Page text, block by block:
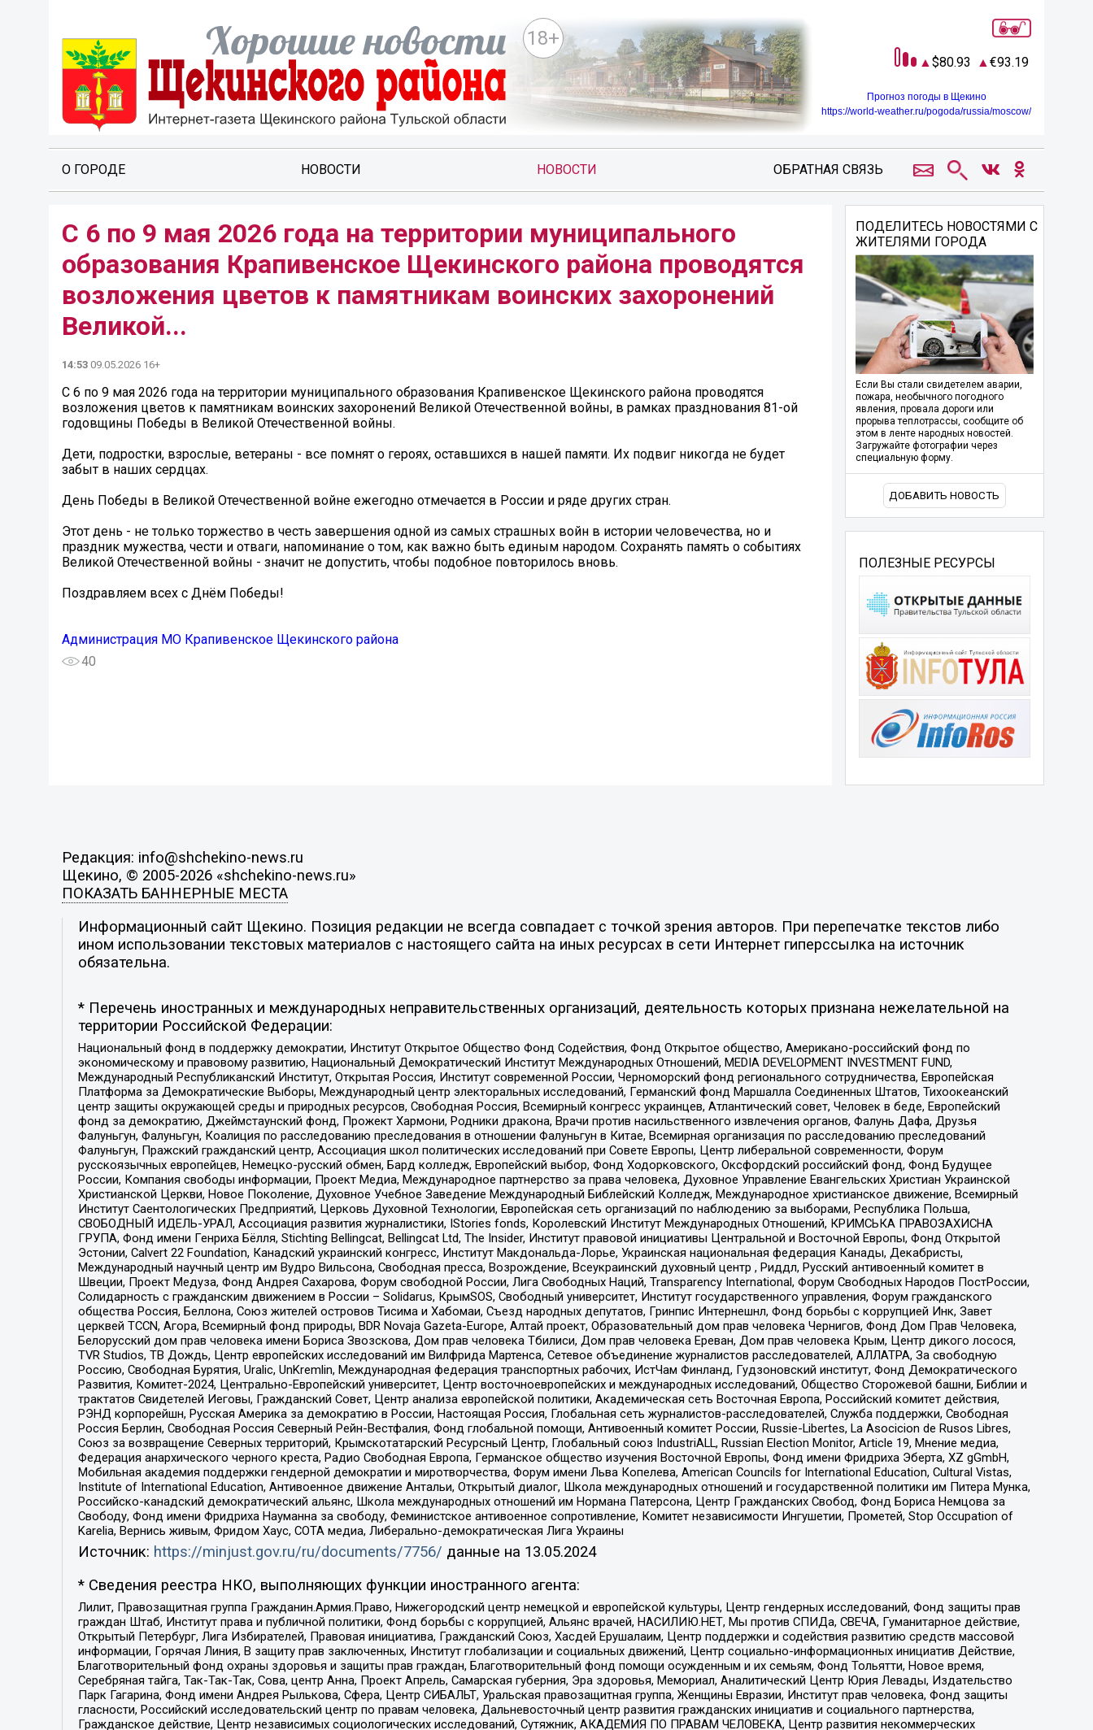
18+
80.93 93.19
Прогноз погоды в Щекино
https://world-weather.ru/pogoda/russia/moscow/
О ГОРОДЕ НОВОСТИ НОВОСТИ ОБРАТНАЯ СВЯЗЬ
С 6 по 9 мая 2026 года на территории муниципального
образования Крапивенское Щекинского района проводятся
возложения цветов к памятникам воинских захоронений
Великой...
14:53 09.05.2026 16+
С 6 по 9 мая 2026 года на территории муниципального образования Крапивенское Щекинского района проводятся
возложения цветов к памятникам воинских захоронений Великой Отечественной войны, в рамках празднования 81-ой
годовщины Победы в Великой Отечественной войны.
Дети, подростки, взрослые, ветераны - все помнят о героях, оставшихся в нашей памяти. Их подвиг никогда не будет
забыт в наших сердцах.
День Победы в Великой Отечественной войне ежегодно отмечается в России и ряде других стран.
Этот день - не только торжество в честь завершения одной из самых страшных войн в истории человечества, но и
праздник мужества, чести и отваги, напоминание о том, как важно быть единым народом. Сохранять память о событиях
Великой Отечественной войны - значит не допустить, чтобы подобное повторилось вновь.
Поздравляем всех с Днём Победы!
Администрация МО Крапивенское Щекинского района
40
ПОДЕЛИТЕСЬ НОВОСТЯМИ С
ЖИТЕЛЯМИ ГОРОДА
Если Вы стали свидетелем аварии,
пожара, необычного погодного
явления, провала дороги или
прорыва теплотрассы, сообщите об
этом в ленте народных новостей.
Загружайте фотографии через
специальную форму.
ДОБАВИТЬ НОВОСТЬ
ПОЛЕЗНЫЕ РЕСУРСЫ
Редакция: info@shchekino-news.ru
Щекино, © 2005-2026 «shchekino-news.ru»
ПОКАЗАТЬ БАННЕРНЫЕ МЕСТА
Информационный сайт Щекино. Позиция редакции не всегда совпадает с точкой зрения авторов. При перепечатке текстов либо
ином использовании текстовых материалов с настоящего сайта на иных ресурсах в сети Интернет гиперссылка на источник
обязательна.
* Перечень иностранных и международных неправительственных организаций, деятельность которых признана нежелательной на
территории Российской Федерации:
Национальный фонд в поддержку демократии, Институт Открытое Общество Фонд Содействия, Фонд Открытое общество, Американо-российский фонд по
экономическому и правовому развитию, Национальный Демократический Институт Международных Отношений, MEDIA DEVELOPMENT INVESTMENT FUND,
Международный Республиканский Институт, Открытая Россия, Институт современной России, Черноморский фонд регионального сотрудничества, Европейская
Платформа за Демократические Выборы, Международный центр электоральных исследований, Германский фонд Маршалла Соединенных Штатов, Тихоокеанский
центр защиты окружающей среды и природных ресурсов, Свободная Россия, Всемирный конгресс украинцев, Атлантический совет, Человек в беде, Европейский
фонд за демократию, Джеймстаунский фонд, Прожект Хармони, Родники дракона, Врачи против насильственного извлечения органов, Фалунь Дафа, Друзья
Фалуньгун, Фалуньгун, Коалиция по расследованию преследования в отношении Фалуньгун в Китае, Всемирная организация по расследованию преследований
Фалуньгун, Пражский гражданский центр, Ассоциация школ политических исследований при Совете Европы, Центр либеральной современности, Форум
русскоязычных европейцев, Немецко-русский обмен, Бард колледж, Европейский выбор, Фонд Ходорковского, Оксфордский российский фонд, Фонд Будущее
России, Компания свободы информации, Проект Медиа, Международное партнерство за права человека, Духовное Управление Евангельских Христиан Украинской
Христианской Церкви, Новое Поколение, Духовное Учебное Заведение Международный Библейский Колледж, Международное христианское движение, Всемирный
Институт Саентологических Предприятий, Церковь Духовной Технологии, Европейская сеть организаций по наблюдению за выборами, Республика Польша,
СВОБОДНЫЙ ИДЕЛЬ-УРАЛ, Ассоциация развития журналистики, IStories fonds, Королевский Институт Международных Отношений, КРИМСЬКА ПРАВОЗАХИСНА
ГРУПА, Фонд имени Генриха Бёлля, Stichting Bellingcat, Bellingcat Ltd, The Insider, Институт правовой инициативы Центральной и Восточной Европы, Фонд Открытой
Эстонии, Calvert 22 Foundation, Канадский украинский конгресс, Институт Макдональда-Лорье, Украинская национальная федерация Канады, Декабристы,
Международный научный центр им Вудро Вильсона, Свободная пресса, Возрождение, Всеукраинский духовный центр , Риддл, Русский антивоенный комитет в
Швеции, Проект Медуза, Фонд Андрея Сахарова, Форум свободной России, Лига Свободных Наций, Transparеncy International, Форум Свободных Народов ПостРоссии,
Солидарность с гражданским движением в России – Solidarus, КрымSOS, Свободный университет, Институт государственного управления, Форум гражданского
общества Россия, Беллона, Союз жителей островов Тисима и Хабомаи, Съезд народных депутатов, Гринпис Интернешнл, Фонд борьбы с коррупцией Инк, Завет
церквей TCCN, Агора, Всемирный фонд природы, BDR Novaja Gazeta-Europe, Алтай проект, Образовательный дом прав человека Чернигов, Фонд Дом Прав Человека,
Белорусский дом прав человека имени Бориса Звозскова, Дом прав человека Тбилиси, Дом прав человека Ереван, Дом прав человека Крым, Центр дикого лосося,
TVR Studios, ТВ Дождь, Центр европейских исследований им Вилфрида Мартенса, Сетевое объединение журналистов расследователей, АЛЛАТРА, За свободную
Россию, Свободная Бурятия, Uralic, UnKremlin, Международная федерация транспортных рабочих, ИстЧам Финланд, Гудзоновский институт, Фонд Демократического
Развития, Комитет-2024, Центрально-Европейский университет, Центр восточноевропейских и международных исследований, Общество Сторожевой башни, Библии и
трактатов Свидетелей Иеговы, Гражданский Совет, Центр анализа европейской политики, Академическая сеть Восточная Европа, Российский комитет действия,
РЭНД корпорейшн, Русская Америка за демократию в России, Настоящая Россия, Глобальная сеть журналистов-расследователей, Служба поддержки, Свободная
Россия Берлин, Свободная Россия Северный Рейн-Вестфалия, Фонд глобальной помощи, Антивоенный комитет России, Russie-Libertes, La Asocicion de Rusos Libres,
Союз за возвращение Северных территорий, Крымскотатарский Ресурсный Центр, Глобальный союз IndustriALL, Russian Election Monitor, Article 19, Мнение медиа,
Федерация анархического черного креста, Радио Свободная Европа, Германское общество изучения Восточной Европы, Фонд имени Фридриха Эберта, XZ gGmbH,
Мобильная академия поддержки гендерной демократии и миротворчества, Форум имени Льва Копелева, American Councils for International Education, Cultural Vistas,
Institute of International Education, Антивоенное движение Антальи, Открытый диалог, Школа международных отношений и государственной политики им Питера Мунка,
Российско-канадский демократический альянс, Школа международных отношений им Нормана Патерсона, Центр Гражданских Свобод, Фонд Бориса Немцова за
Свободу, Фонд имени Фридриха Науманна за свободу, Феминистское антивоенное сопротивление, Комитет независимости Ингушетии, Прометей, Stop Occupation of
Karelia, Вернись живым, Фридом Хаус, СОТА медиа, Либерально-демократическая Лига Украины
Источник: https://minjust.gov.ru/ru/documents/7756/ данные на 13.05.2024
* Сведения реестра НКО, выполняющих функции иностранного агента:
Лилит, Правозащитная группа Гражданин.Армия.Право, Нижегородский центр немецкой и европейской культуры, Центр гендерных исследований, Фонд защиты прав
граждан Штаб, Институт права и публичной политики, Фонд борьбы с коррупцией, Альянс врачей, НАСИЛИЮ.НЕТ, Мы против СПИДа, СВЕЧА, Гуманитарное действие,
Открытый Петербург, Лига Избирателей, Правовая инициатива, Гражданский Союз, Хасдей Ерушалаим, Центр поддержки и содействия развитию средств массовой
информации, Горячая Линия, В защиту прав заключенных, Институт глобализации и социальных движений, Центр социально-информационных инициатив Действие,
Благотворительный фонд охраны здоровья и защиты прав граждан, Благотворительный фонд помощи осужденным и их семьям, Фонд Тольятти, Новое время,
Серебряная тайга, Так-Так-Так, Сова, центр Анна, Проект Апрель, Самарская губерния, Эра здоровья, Мемориал, Аналитический Центр Юрия Левады, Издательство
Парк Гагарина, Фонд имени Андрея Рылькова, Сфера, Центр СИБАЛЬТ, Уральская правозащитная группа, Женщины Евразии, Институт прав человека, Фонд защиты
гласности, Российский исследовательский центр по правам человека, Дальневосточный центр развития гражданских инициатив и социального партнерства,
Гражданское действие, Центр независимых социологических исследований, Сутяжник, АКАДЕМИЯ ПО ПРАВАМ ЧЕЛОВЕКА, Центр развития некоммерческих